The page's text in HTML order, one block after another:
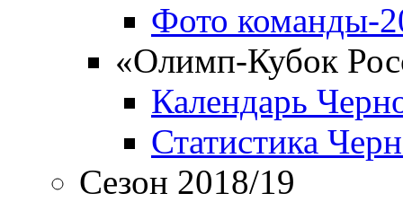
Фото команды-
«Олимп-Кубок
Календарь
Статистика
Сезон 2018/19